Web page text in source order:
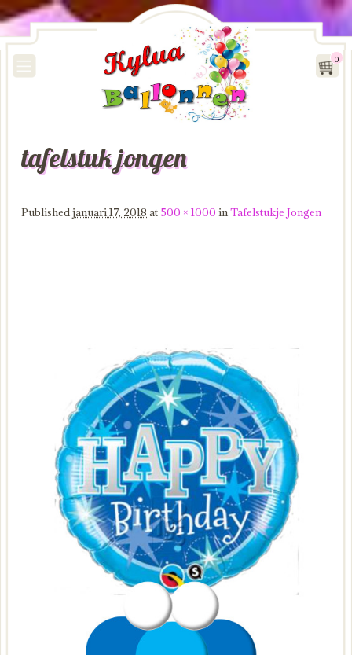
0
Image navigation
tafelstuk jongen
Publishedjanuari 17, 2018 at500 × 1000 inTafelstukje Jongen